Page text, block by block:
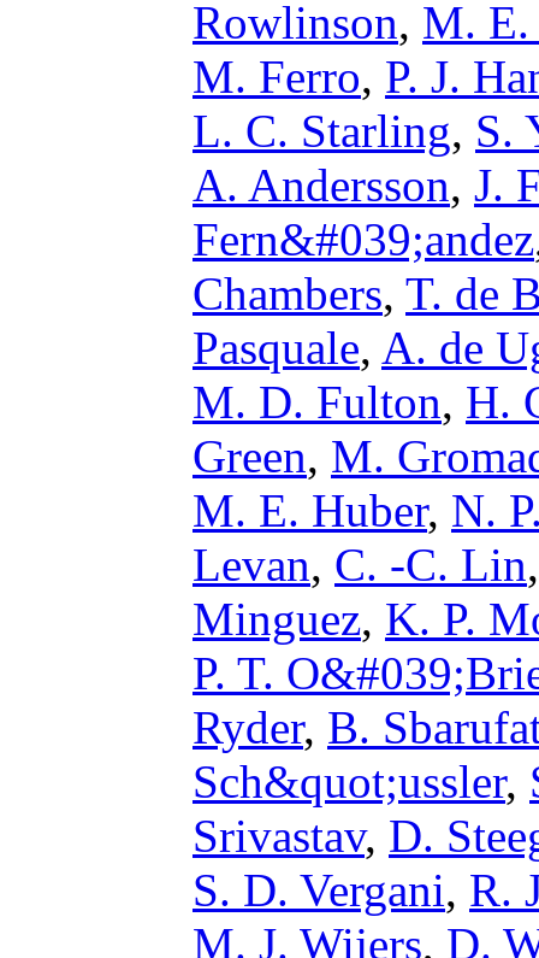
Rowlinson, M.
M. Ferro, P. J.
L. C. Starling, S.
A. Andersson, J.
Fern&#039;andez
Chambers, T. de
Pasquale, A. de
M. D. Fulton, H.
Green, M.
M. E. Huber, N.
Levan, C. -C. Lin
Minguez, K. P.
P. T.
Ryder, B.
Sch&quot;ussler,
Srivastav, D.
S. D. Vergani, R.
M. J. Wijers, D.